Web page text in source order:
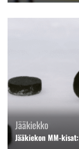
Jääkiekko
Jääkiekon MM-